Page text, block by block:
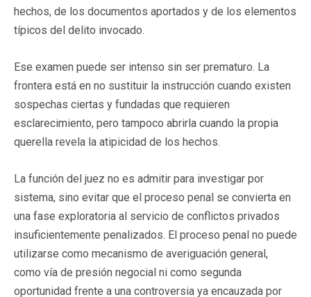
hechos, de los documentos aportados y de los elementos
típicos del delito invocado.
Ese examen puede ser intenso sin ser prematuro. La
frontera está en no sustituir la instrucción cuando existen
sospechas ciertas y fundadas que requieren
esclarecimiento, pero tampoco abrirla cuando la propia
querella revela la atipicidad de los hechos.
La función del juez no es admitir para investigar por
sistema, sino evitar que el proceso penal se convierta en
una fase exploratoria al servicio de conflictos privados
insuficientemente penalizados. El proceso penal no puede
utilizarse como mecanismo de averiguación general,
como vía de presión negocial ni como segunda
oportunidad frente a una controversia ya encauzada por